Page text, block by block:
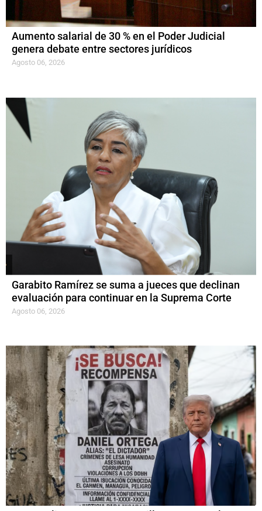
Aumento salarial de 30 % en el Poder Judicial
genera debate entre sectores jurídicos
Agosto 06, 2026
Garabito Ramírez se suma a jueces que declinan
evaluación para continuar en la Suprema Corte
Agosto 06, 2026